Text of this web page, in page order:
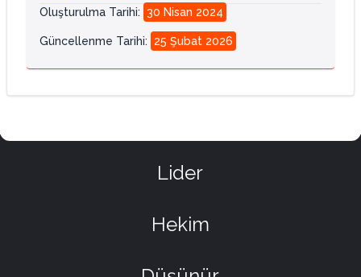
Oluşturulma Tarihi: 30 Nisan 2024
Güncellenme Tarihi: 25 Şubat 2026
Lider
Hekim